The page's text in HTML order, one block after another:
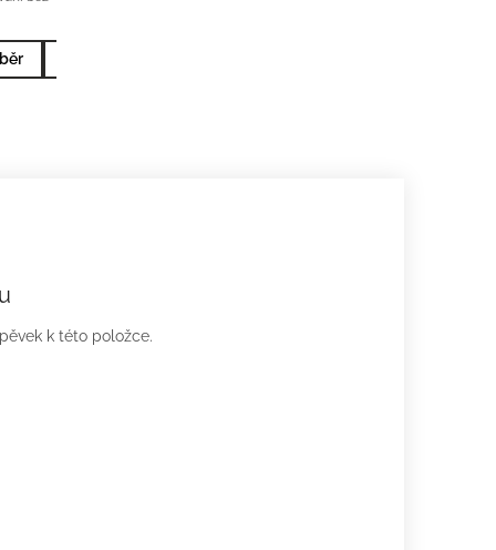
k této položce.